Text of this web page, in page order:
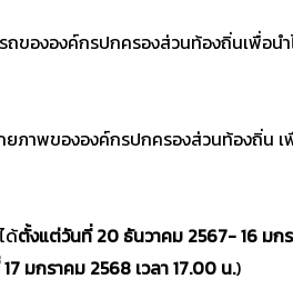
ถขององค์กรปกครองส่วนท้องถิ่นเพื่
ยภาพขององค์กรปกครองส่วนท้องถิ่น
ด้ตั้งแต่วันที่ 20 ธันวาคม 2567- 16 มก
มกราคม 2568 เวลา 17.00 น.)